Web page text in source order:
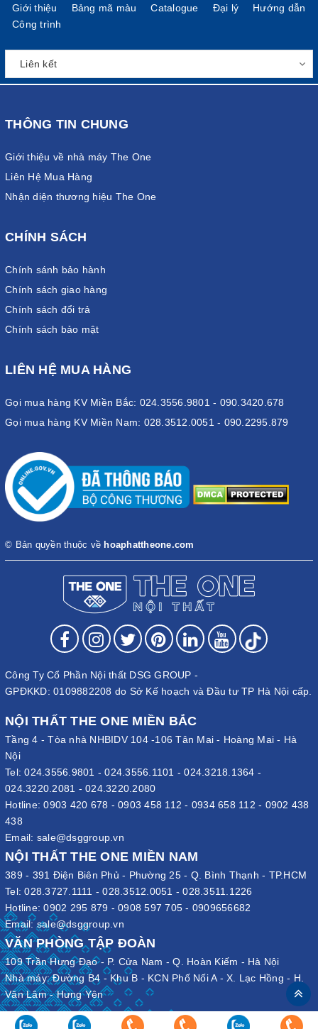
Giới thiệu Bảng mã màu Catalogue Đại lý
Hướng dẫn
Công trình
THÔNG TIN CHUNG
Giới thiệu về nhà máy The One
Liên Hệ Mua Hàng
Nhận diện thương hiệu The One
CHÍNH SÁCH
Chính sánh bảo hành
Chính sách giao hàng
Chính sách đổi trả
Chính sách bảo mật
LIÊN HỆ MUA HÀNG
Gọi mua hàng KV Miền Bắc: 024.3556.9801 - 090.3420.678
Gọi mua hàng KV Miền Nam: 028.3512.0051 - 090.2295.879
© Bản quyền thuộc về hoaphattheone.com
Công Ty Cổ Phần Nội thất DSG GROUP -
GPĐKKD: 0109882208 do Sở Kế hoạch và Đầu tư TP Hà Nội cấp.
NỘI THẤT THE ONE MIỀN BẮC
Tầng 4 - Tòa nhà NHBIDV 104 -106 Tân Mai - Hoàng Mai - Hà
Nội
Tel:024.3556.9801 -024.3556.1101 -024.3218.1364 -
024.3220.2081 - 024.3220.2080
Hotline:0903 420 678 - 0903 458 112 - 0934 658 112 - 0902 438
438
Email: sale@dsggroup.vn
NỘI THẤT THE ONE MIỀN NAM
389 - 391 Điện Biên Phủ - Phường 25 - Q. Bình Thạnh - TP.HCM
Tel:028.3727.1111 -028.3512.0051 -028.3511.1226
Hotline:0902 295 879 - 0908 597 705 - 0909656682
Email:sale@dsggroup.vn
VĂN PHÒNG TẬP ĐOÀN
109 Trần Hưng Đạo - P. Cửa Nam - Q. Hoàn Kiếm - Hà Nội
Nhà máy: Đường B4 - Khu B - KCN Phố Nối A - X. Lạc Hồng - H.
Văn Lâm - Hưng Yên